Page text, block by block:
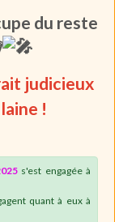
du reste
judicieux
!
s'est engagée à
quant à eux à